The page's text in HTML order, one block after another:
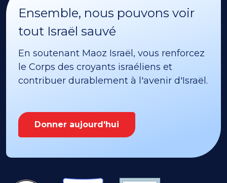
Ensemble, nous pouvons voir
tout Israël sauvé
En soutenant Maoz Israël, vous renforcez
le Corps des croyants israéliens et
contribuer durablement à l'avenir d'Israël.
Donner aujourd'hui